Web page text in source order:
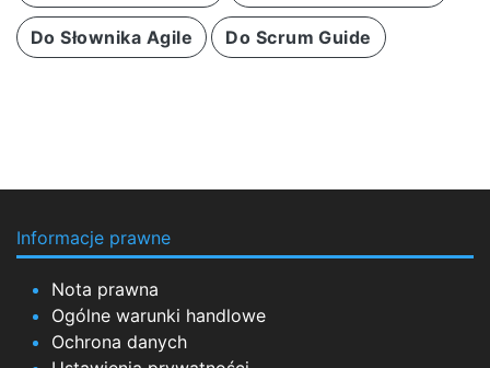
Do Słownika Agile Do Scrum Guide
Informacje prawne
Nota prawna
Ogólne warunki handlowe
Ochrona danych